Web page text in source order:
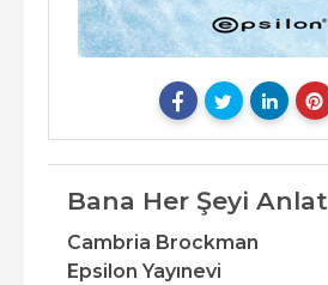
Bana Her Şeyi Anlat
Cambria Brockman
Epsilon Yayınevi